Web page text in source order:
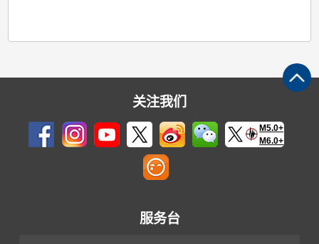
关注我们
M5.0+
M6.0+
服务台